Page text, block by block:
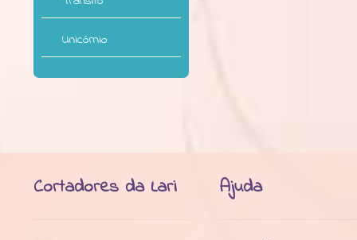
Unicórnio
Cortadores da Lari Ajuda